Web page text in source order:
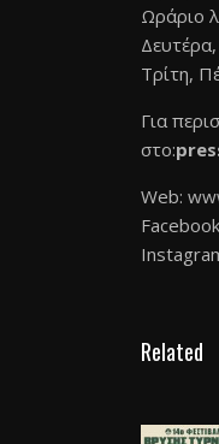
Ωράριο
Τρίτη,
Για
στο:
Web:
Related